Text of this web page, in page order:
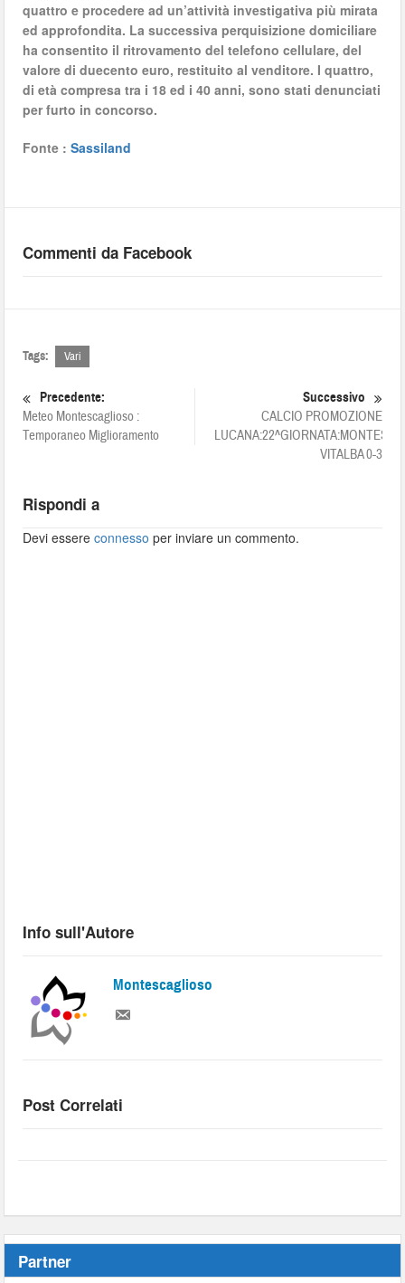
quattro e procedere ad un’attività investigativa più mirata
ed approfondita. La successiva perquisizione domiciliare
ha consentito il ritrovamento del telefono cellulare, del
valore di duecento euro, restituito al venditore. I quattro,
di età compresa tra i 18 ed i 40 anni, sono stati denunciati
per furto in concorso.
Fonte :Sassiland
Commenti da Facebook
Tags: Vari
Precedente:
Meteo Montescaglioso :
Temporaneo Miglioramento
Successivo
CALCIO PROMOZIONE
VITALBA 0-3
Rispondi a
Devi essereconnesso per inviare un commento.
Info sull'Autore
Montescaglioso
Post Correlati
Partner